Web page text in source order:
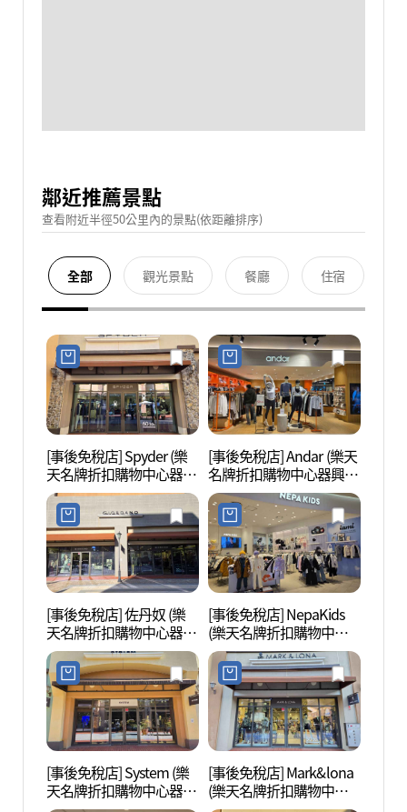
鄰近推薦景點
查看附近半徑50公里內的景點(依距離排序)
全部 觀光景點 餐廳 住宿
[事後免稅店] Spyder (樂
天名牌折扣購物中心器興
店)(스파이더 롯데프리미
엄아울렛 기흥점)
[事後免稅店] Andar (樂天
名牌折扣購物中心器興
店)(안다르 롯데프리미엄
아울렛 기흥점)
[事後免稅店] 佐丹奴 (樂
天名牌折扣購物中心器興
店)(지오다노 롯데프리미
엄아울렛 기흥점)
[事後免稅店] NepaKids
(樂天名牌折扣購物中心
器興店)(네파키즈 롯데프
리미엄아울렛 기흥점)
[事後免稅店] System (樂
天名牌折扣購物中心器興
[事後免稅店] Mark&lona
(樂天名牌折扣購物中心